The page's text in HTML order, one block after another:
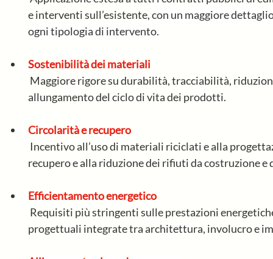
e interventi sull’esistente, con un maggiore
ogni tipologia di intervento.
Sostenibilità dei materiali
allungamento del ciclo di vita dei prodotti.
Circolarità e recupero
recupero e alla riduzione dei rifiuti da costruzione e
Efficientamento energetico
progettuali integrate tra architettura, involucro e